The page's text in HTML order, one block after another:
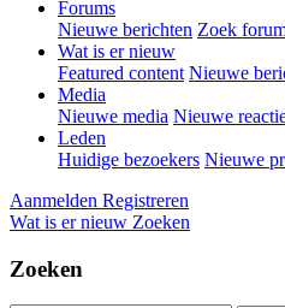
Forums
Nieuwe berichten Zoek
Wat is er nieuw
Featured content Nieuwe
Media
Nieuwe media Nieuwe
Leden
Huidige bezoekers Nieuwe
Aanmelden Registreren
Wat is er nieuw Zoeken
Zoeken